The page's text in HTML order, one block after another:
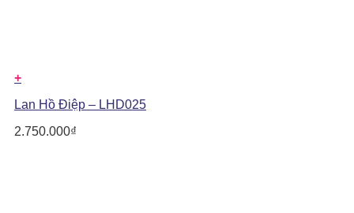
+
Lan Hồ Điệp – LHD025
2.750.000₫